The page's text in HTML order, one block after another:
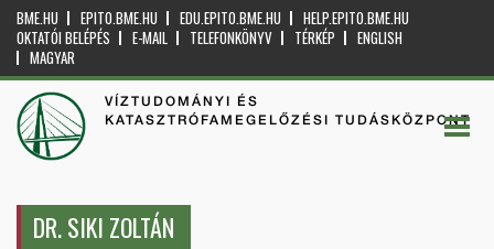
BME.HU EPITO.BME.HU EDU.EPITO.BME.HU
HELP.EPITO.BME.HU
OKTATÓI BELÉPÉS
E-MAIL TELEFONKÖNYV TÉRKÉP
ENGLISH
MAGYAR
VÍZTUDOMÁNYI ÉS
KATASZTRÓFAMEGELŐZÉSI TUDÁSKÖZPONT
DR. SIKI ZOLTÁN